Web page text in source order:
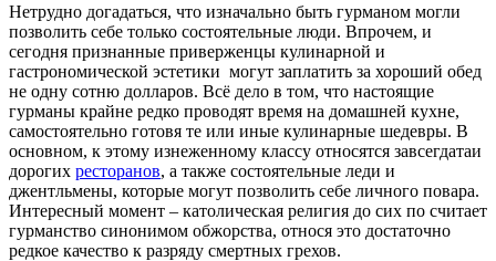
Нетрудно догадаться, что изначально быть гурманом могли
позволить себе только состоятельные люди. Впрочем, и
сегодня признанные приверженцы кулинарной и
гастрономической эстетики могут заплатить за хороший обед
не одну сотню долларов. Всё дело в том, что настоящие
гурманы крайне редко проводят время на домашней кухне,
самостоятельно готовя те или иные кулинарные шедевры. В
основном, к этому изнеженному классу относятся завсегдатаи
дорогих ресторанов, а также состоятельные леди и
джентльмены, которые могут позволить себе личного повара.
Интересный момент – католическая религия до сих по считает
гурманство синонимом обжорства, относя это достаточно
редкое качество к разряду смертных грехов.